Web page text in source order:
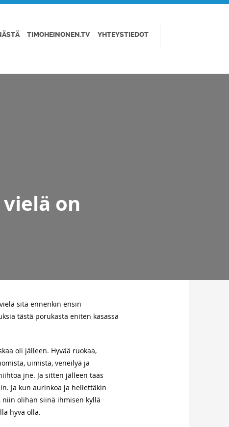
TIMOHEINONEN.TV YHTEYSTIEDOT
on
sitä ennenkin ensin
tästä porukasta eniten kasassa
oli jälleen. Hyvää ruokaa,
uimista, veneilyä ja
jne. Ja sitten jälleen taas
Ja kun aurinkoa ja hellettäkin
niin olihan siinä ihmisen kyllä
hyvä olla.